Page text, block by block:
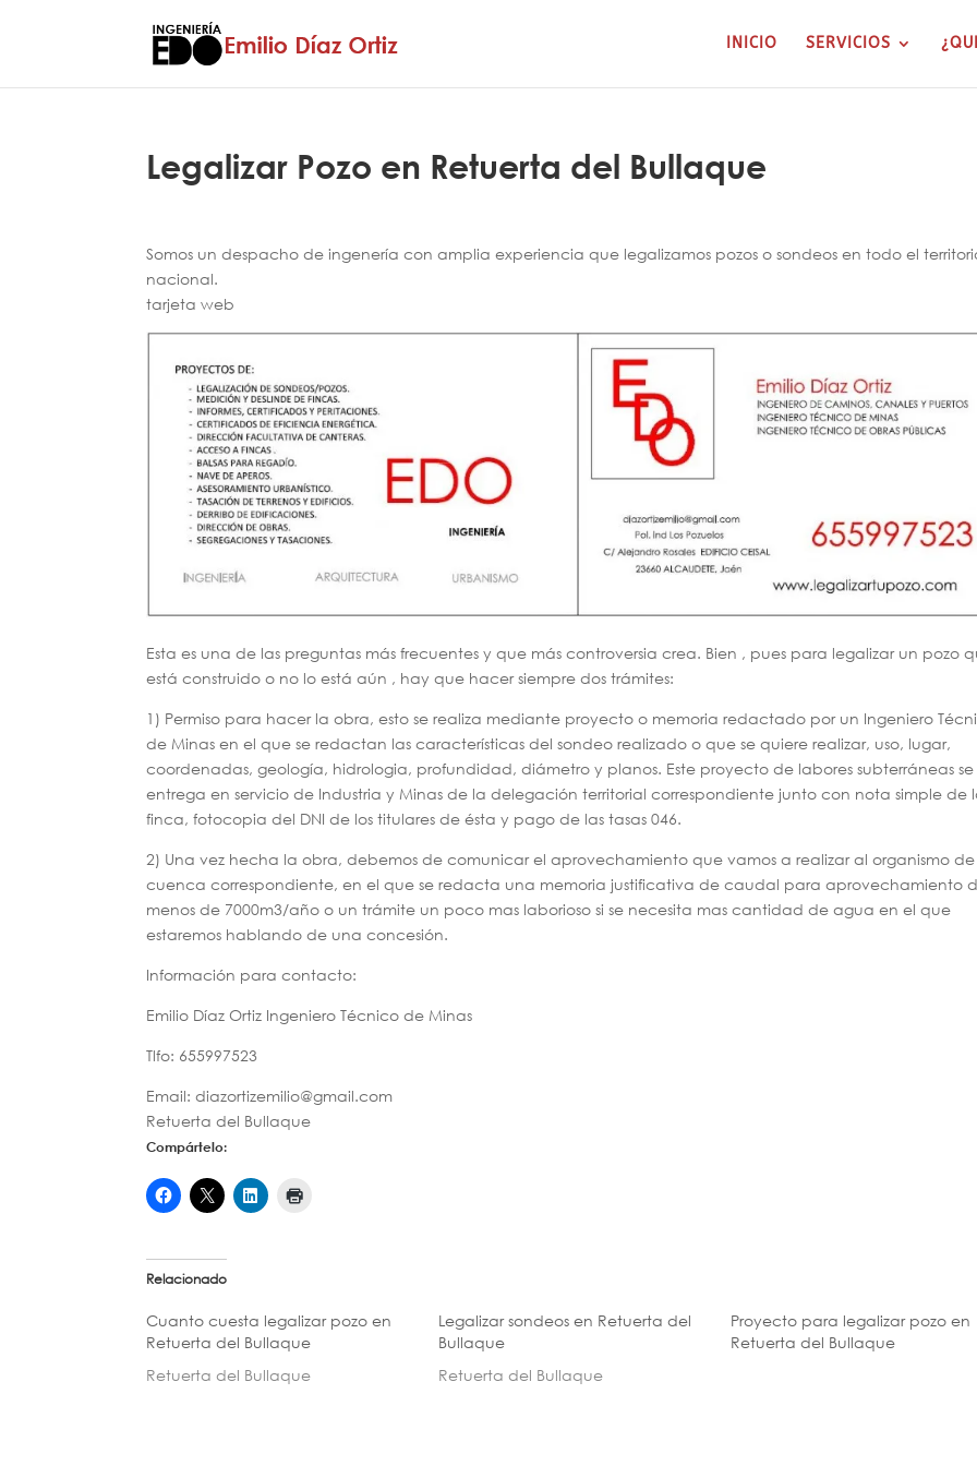
INICIO SERVICIOS
Legalizar Pozo en Retuerta del Bullaque
Somos un despacho de ingenería con amplia experiencia que legalizamos pozos o sondeos en todo el
nacional.
tarjeta web
Esta es una de las preguntas más frecuentes y que más controversia crea. Bien , pues para legalizar un pozo
está construido o no lo está aún , hay que hacer siempre dos trámites:
1) Permiso para hacer la obra, esto se realiza mediante proyecto o memoria redactado por un Ingeniero
de Minas en el que se redactan las características del sondeo realizado o que se quiere realizar, uso, lugar,
coordenadas, geología, hidrologia, profundidad, diámetro y planos. Este proyecto de labores subterráneas se
entrega en servicio de Industria y Minas de la delegación territorial correspondiente junto con nota simple de
finca, fotocopia del DNI de los titulares de ésta y pago de las tasas 046.
2) Una vez hecha la obra, debemos de comunicar el aprovechamiento que vamos a realizar al organismo de
cuenca correspondiente, en el que se redacta una memoria justificativa de caudal para aprovechamiento
menos de 7000m3/año o un trámite un poco mas laborioso si se necesita mas cantidad de agua en el que
estaremos hablando de una concesión.
Información para contacto:
Emilio Díaz Ortiz Ingeniero Técnico de Minas
Tlfo: 655997523
Email: diazortizemilio@gmail.com
Retuerta del Bullaque
Compártelo:
Relacionado
Cuanto cuesta legalizar pozo en
Retuerta del Bullaque
Retuerta del Bullaque
Legalizar sondeos en Retuerta del
Bullaque
Retuerta del Bullaque
Proyecto para legalizar pozo en
Retuerta del Bullaque